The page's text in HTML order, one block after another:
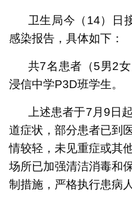
卫生局今（14）日
感染报告，具体如下：
共7名患者（5男2
浸信中学P3D班学生。
上述患者于7月9日
道症状，部分患者已到
情较轻，未见重症或其
场所已加强清洁消毒和
制措施，严格执行患病